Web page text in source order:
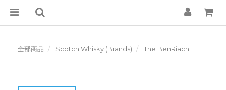
全部商品 Scotch Whisky (Brands) The BenRiach